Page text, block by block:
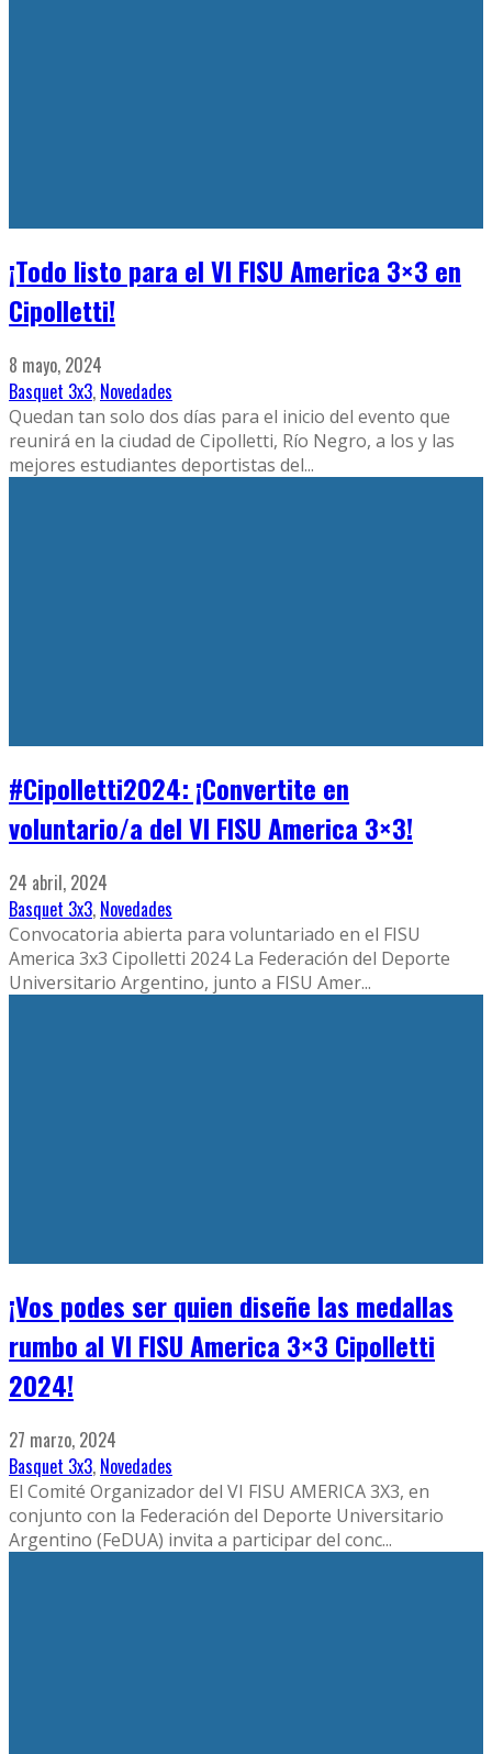
¡Todo listo para el VI FISU America 3×3 en
Cipolletti!
8 mayo, 2024
Basquet 3x3, Novedades
Quedan tan solo dos días para el inicio del evento que
reunirá en la ciudad de Cipolletti, Río Negro, a los y las
mejores estudiantes deportistas del...
#Cipolletti2024: ¡Convertite en
voluntario/a del VI FISU America 3×3!
24 abril, 2024
Basquet 3x3, Novedades
Convocatoria abierta para voluntariado en el FISU
America 3x3 Cipolletti 2024 La Federación del Deporte
Universitario Argentino, junto a FISU Amer...
¡Vos podes ser quien diseñe las medallas
rumbo al VI FISU America 3×3 Cipolletti
2024!
27 marzo, 2024
Basquet 3x3, Novedades
El Comité Organizador del VI FISU AMERICA 3X3, en
conjunto con la Federación del Deporte Universitario
Argentino (FeDUA) invita a participar del conc...